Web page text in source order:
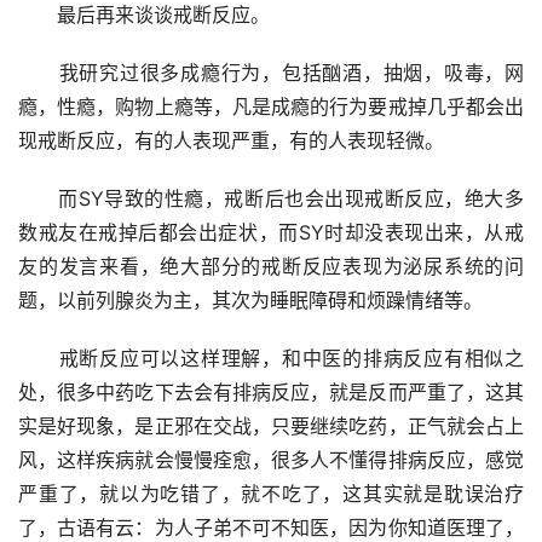
最后再来谈谈戒断反应。
我研究过很多成瘾行为，包括酗酒，抽烟，吸毒，网
瘾，性瘾，购物上瘾等，凡是成瘾的行为要戒掉几乎都会出
现戒断反应，有的人表现严重，有的人表现轻微。
而SY导致的性瘾，戒断后也会出现戒断反应，绝大多
数戒友在戒掉后都会出症状，而SY时却没表现出来，从戒
友的发言来看，绝大部分的戒断反应表现为泌尿系统的问
题，以前列腺炎为主，其次为睡眠障碍和烦躁情绪等。
戒断反应可以这样理解，和中医的排病反应有相似之
处，很多中药吃下去会有排病反应，就是反而严重了，这其
实是好现象，是正邪在交战，只要继续吃药，正气就会占上
风，这样疾病就会慢慢痊愈，很多人不懂得排病反应，感觉
严重了，就以为吃错了，就不吃了，这其实就是耽误治疗
了，古语有云：为人子弟不可不知医，因为你知道医理了，